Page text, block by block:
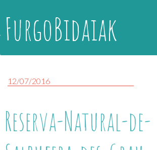
FurgoBidaiak
12/07/2016
Reserva-Natural-de-